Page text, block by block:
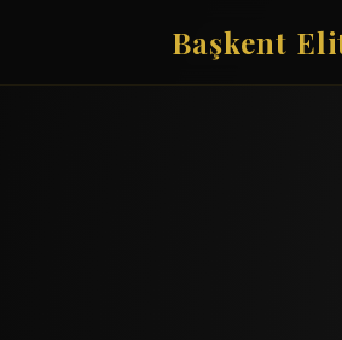
Başkent